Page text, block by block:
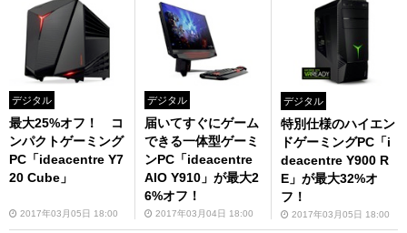
デジタル
最大25%オフ！ コ
ンパクトゲーミング
PC「ideacentre Y7
20 Cube」
2017年03月05日 18:00
デジタル
届いてすぐにゲーム
できる一体型ゲーミ
ンPC「ideacentre
AIO Y910」が最大2
6%オフ！
2017年03月04日 18:00
デジタル
特別仕様のハイエン
ドゲーミングPC「i
deacentre Y900 R
E」が最大32%オ
フ！
2017年03月05日 18:00